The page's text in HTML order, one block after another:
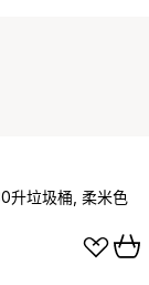
升垃圾桶, 柔米色